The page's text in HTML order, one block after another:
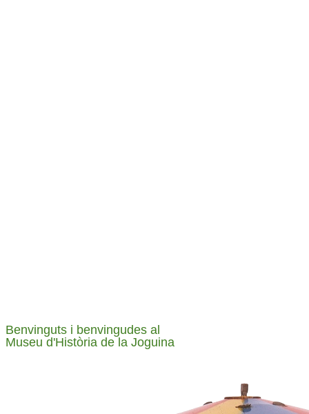
Benvinguts i benvingudes al
Museu d'Història de la Joguina